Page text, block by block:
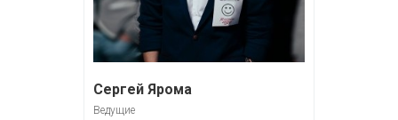
Сергей Ярома
Ведущие